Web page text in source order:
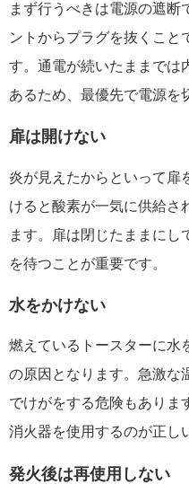
まず行うべきは電源の遮断
ントからプラグを抜くこと
す。通電が続いたままでは
あるため、最優先で電源を
扉は開けない
炎が見えたからといって扉
けると酸素が一気に供給さ
ます。扉は閉じたままにし
を待つことが重要です。
水をかけない
燃えているトースターに水
の原因となります。急激な
でけがをする危険もありま
消火器を使用するのが正し
発火後は再使用しない